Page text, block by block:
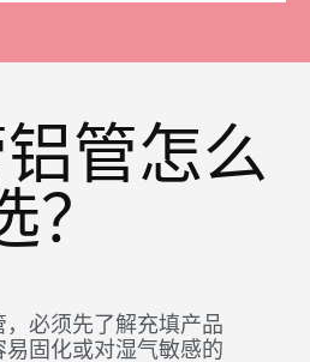
管怎么
？
必须先了解充填产品
固化或对湿气敏感的